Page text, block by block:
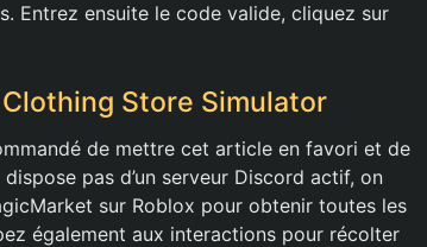
Entrez ensuite le code valide, cliquez sur
Store Simulator
de mettre cet article en favori et de
pas d’un serveur Discord actif, on
sur Roblox pour obtenir toutes les
également aux interactions pour récolter